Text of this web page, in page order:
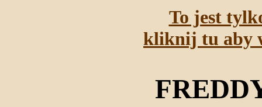
To jest
kliknij tu aby